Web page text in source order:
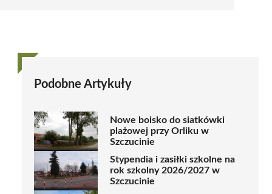
Podobne Artykuły
Nowe boisko do siatkówki
plażowej przy Orliku w
Szczucinie
Stypendia i zasiłki szkolne na
rok szkolny 2026/2027 w
Szczucinie